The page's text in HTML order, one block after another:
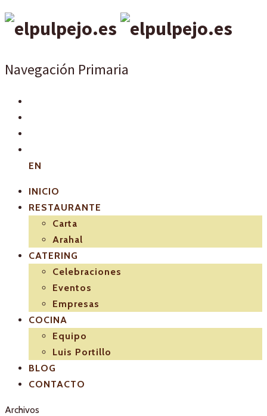
Navegación Primaria
EN
INICIO
RESTAURANTE
Carta
Arahal
CATERING
Celebraciones
Eventos
Empresas
COCINA
Equipo
Luis Portillo
BLOG
CONTACTO
Archivos